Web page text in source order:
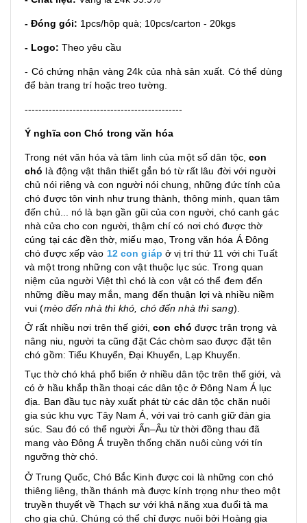
- Đóng gói: 1pcs/hộp quà; 10pcs/carton - 20kgs
- Logo: Theo yêu cầu
- Có chứng nhận vàng 24k của nhà sản xuất. Có thể dùng
để bàn trang trí hoặc treo tường.
----------------------------------------------
Ý nghĩa con Chó trong văn hóa
Trong nét văn hóa vàtâm linh của một sốdân tộc,con
chó là động vật thân thiết gắn bó từ rất lâu đời với người
chủ nói riêng và con người nói chung, những đức tính của
chó được tôn vinh nhưtrung thành thông minh , quan tâm
đến chủ... nó là bạn gần gũi của con người, chó canh gác
nhà cửa cho con người, thậm chí có nơi chó được thờ
cúng tại cácđền thờ miếu mạo , Trong văn hóa Á Đông
chó được xếp vào 12 con giáp ở vị trí thứ 11 với chiTuất
và một trong những con vật thuộc lục súc . Trong quan
niệm của người Việtthì chó là con vật có thể đem đến
những điều may mắn, mang đến thuận lợi và nhiều niềm
vui (mèo đến nhà thì khó, chó đến nhà thì sang).
Ở rất nhiều nơi trênthế giới,con chó được trân trọng và
nâng niu, người ta cũng đặt Các chòm sao được đặt tên
chó gồm: Tiểu Khuyển ,Đại Khuyển Lạp Khuyển
Tục thờ chó khá phổ biến ở nhiều dân tộc trên thế giới, và
có ở hầu khắp thần thoại các dân tộc ở Đông Nam Álục
địa. Ban đầu tục này xuất phát từ các dân tộc chăn nuôi
gia súckhu vực Tây Nam Á , với vai trò canh giữ đàn gia
súc. Sau đó có thể người Ấn–Âu từ thời đồng thau đã
mang vào Đông Á truyền thống chăn nuôi cùng với tín
ngưỡng thờ chó.
Ở Trung Quốc,Chó Bắc Kinh được coi là những con chó
thiêng liêng, thần thánh mà được kính trọng như theo một
truyền thuyết về Thạch sư với khả năng xua đuổi tà ma
cho gia chủ. Chúng có thể chỉ được nuôi bởi Hoàng gia